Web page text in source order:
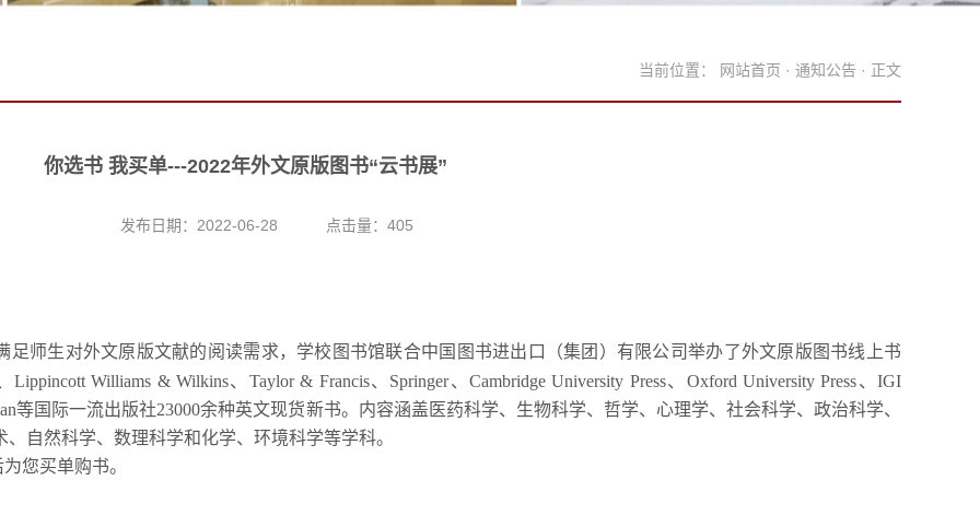
当前位置： 网站首页 · 通知公告 · 正文
你选书 我买单---2022年外文原版图书“云书展”
发布日期：2022-06-28 点击量： 405
师生对外文原版文献的阅读需求，学校图书馆联合中国图书进出口（集团）有限公司举办了外文原版图书线上书
Lippincott Williams & Wilkins、 Taylor & Francis、 Springer、Cambridge University Press、 Oxford University Press、IGI
等国际一流出版社23000余种英文现货新书。内容涵盖医药科学、生物科学、哲学、心理学、社会科学、政治科学、
自然科学、数理科学和化学、环境科学等学科。
您买单购书。